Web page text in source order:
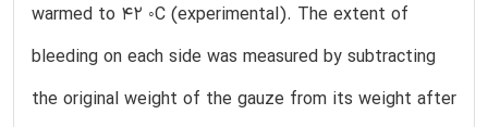
warmed to 42 ◦C (experimental). The extent of
bleeding on each side was measured by subtracting
the original weight of the gauze from its weight after